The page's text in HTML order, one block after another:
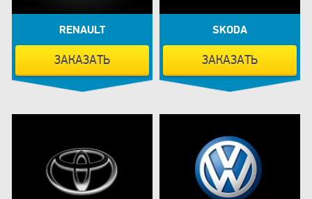
RENAULT
ЗАКАЗАТЬ
SKODA
ЗАКАЗАТЬ